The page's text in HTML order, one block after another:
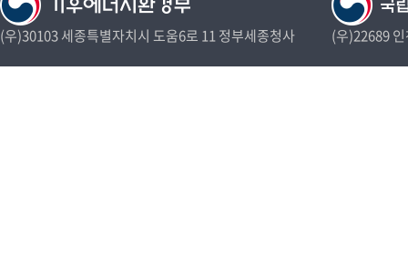
(우)30103 세종특별자치시 도움6로 11 정부세종청사 (우)22689